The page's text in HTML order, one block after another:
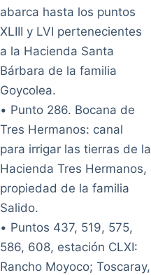
abarca hasta los puntos
XLIII y LVI pertenecientes
a la Hacienda Santa
Bárbara de la familia
Goycolea.
• Punto 286. Bocana de
Tres Hermanos: canal
para irrigar las tierras de la
Hacienda Tres Hermanos,
propiedad de la familia
Salido.
• Puntos 437, 519, 575,
586, 608, estación CLXI:
Rancho Moyoco; Toscaray,